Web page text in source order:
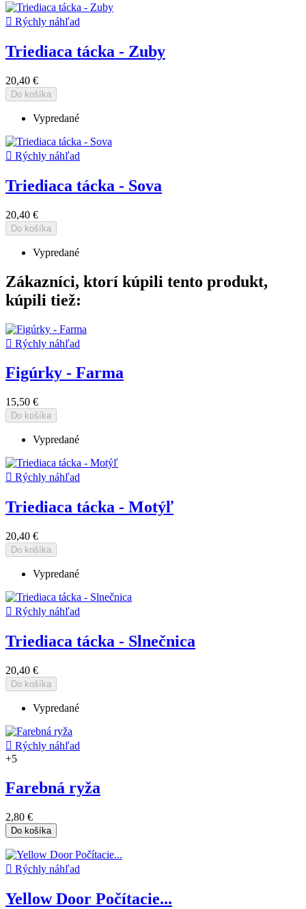
 Rýchly náhľad
Triediaca tácka - Zuby
20,40 €
Do košíka
Vypredané
 Rýchly náhľad
Triediaca tácka - Sova
20,40 €
Do košíka
Vypredané
Zákazníci, ktorí kúpili tento produkt,
kúpili tiež:
 Rýchly náhľad
Figúrky - Farma
15,50 €
Do košíka
Vypredané
 Rýchly náhľad
Triediaca tácka - Motýľ
20,40 €
Do košíka
Vypredané
 Rýchly náhľad
Triediaca tácka - Slnečnica
20,40 €
Do košíka
Vypredané
 Rýchly náhľad
+5
Farebná ryža
2,80 €
Do košíka
 Rýchly náhľad
Yellow Door Počítacie...